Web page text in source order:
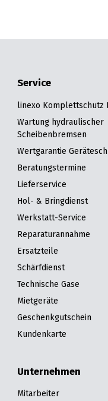
Service
linexo Komplettschutz
Wartung hydraulischer
Scheibenbremsen
Wertgarantie
Beratungstermine
Lieferservice
Hol- & Bringdienst
Werkstatt-Service
Reparaturannahme
Ersatzteile
Schärfdienst
Technische Gase
Mietgeräte
Geschenkgutschein
Kundenkarte
Unternehmen
Mitarbeiter